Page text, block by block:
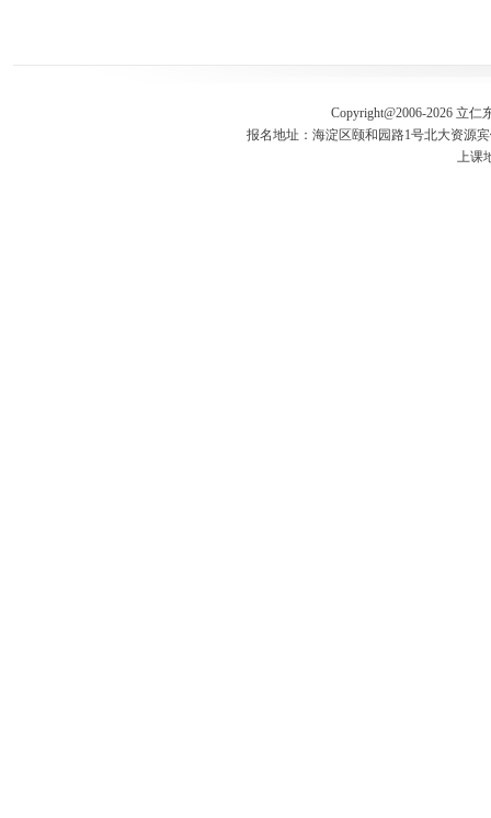
Copyright@2006-2026 立仁
报名地址：海淀区颐和园路1号北大资源
上课